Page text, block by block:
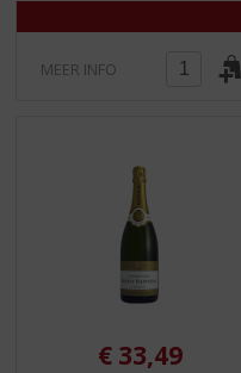
t
MEER INFO
€ 33,49